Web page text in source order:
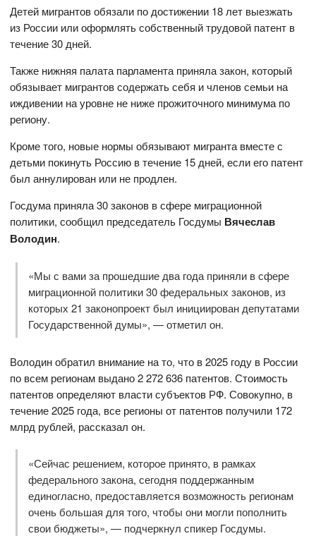
Детей мигрантов обязали по достижении 18 лет выезжать
из России или оформлять собственный трудовой патент в
течение 30 дней.
Также нижняя палата парламента приняла закон, который
обязывает мигрантов содержать себя и членов семьи на
иждивении на уровне не ниже прожиточного минимума по
региону.
Кроме того, новые нормы обязывают мигранта вместе с
детьми покинуть Россию в течение 15 дней, если его патент
был аннулирован или не продлен.
Госдума приняла 30 законов в сфере миграционной
политики, сообщил председатель Госдумы Вячеслав
Володин.
«Мы с вами за прошедшие два года приняли в сфере
миграционной политики 30 федеральных законов, из
которых 21 законопроект был инициирован депутатами
Государственной думы», — отметил он.
Володин обратил внимание на то, что в 2025 году в России
по всем регионам выдано 2 272 636 патентов. Стоимость
патентов определяют власти субъектов РФ. Совокупно, в
течение 2025 года, все регионы от патентов получили 172
млрд рублей, рассказал он.
«Сейчас решением, которое принято, в рамках
федерального закона, сегодня поддержанным
единогласно, предоставляется возможность регионам
очень большая для того, чтобы они могли пополнить
свои бюджеты», — подчеркнул спикер Госдумы.